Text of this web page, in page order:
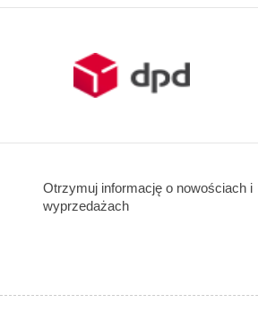
Otrzymuj informację o nowościach i
wyprzedażach